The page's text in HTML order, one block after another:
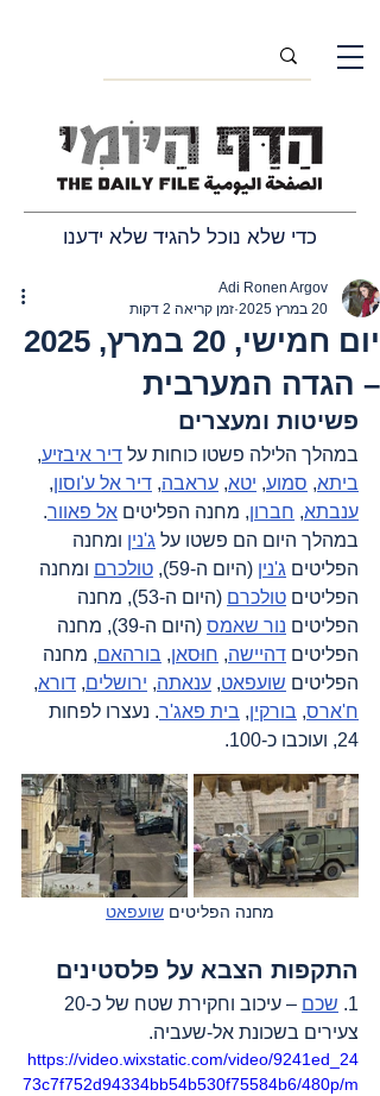
כדי שלא נוכל להגיד שלא ידענו
יום חמישי, 20 במרץ, 2025
– הגדה המערבית
Adi Ronen Argov
20 במרץ 2025
זמן קריאה 2 דקות
פשיטות ומעצרים
במהלך הלילה פשטו כוחות על דיר איבזיע,
ביתא, סמוע, יטא, עראבה, דיר אל ע'וסון,
ענבתא, חברון, מחנה הפליטים אל פאוור.
במהלך היום הם פשטו על ג'נין ומחנה
הפליטים ג'נין (היום ה-59), טולכרם ומחנה
הפליטים טולכרם
(היום ה-53), מחנה
הפליטים נור שאמס
(היום ה-39), מחנה
הפליטים דהיישה, חוּסאן, בורהאם, מחנה
הפליטים שועפאט, ענאתה, ירושלים, דורא,
ח'ארס, בורקין, בית פאג'ר. נעצרו לפחות
24, ועוכבו כ-100.
מחנה הפליטים שועפאט
התקפות הצבא על פלסטינים
1. שכם
צעירים בשכונת אל-שעביה.
https://video.wixstatic.com/video/9241ed_24
73c7f752d94334bb54b530f75584b6/480p/m